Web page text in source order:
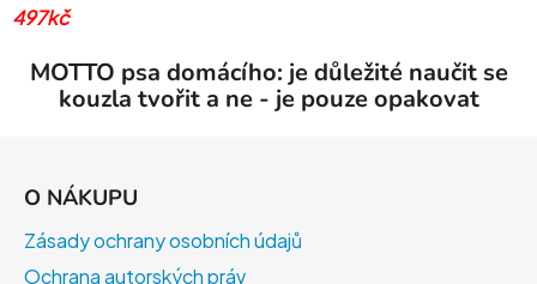
497kč
MOTTO psa domácího: je důležité naučit se
kouzla tvořit a ne - je pouze opakovat
O NÁKUPU
Zásady ochrany osobních údajů
Ochrana autorských práv